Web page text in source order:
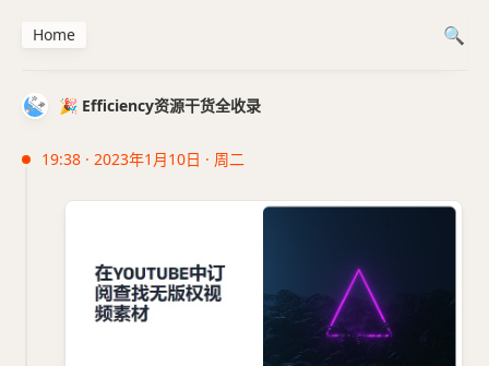
🎉 Efficiency资源干货全收录
19:38 · 2023年1月10日 · 周二
Home